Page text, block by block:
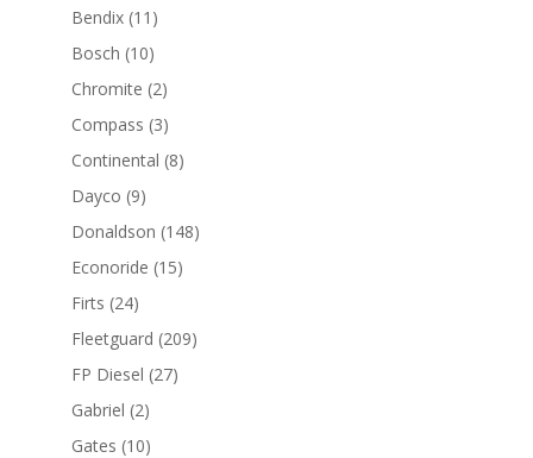
Bendix 11 11
productos
Bosch 1010
productos
Chromite 22
productos
Compass 33
productos
Continental 88
Dayco 99
productos
Donaldson 148148
Econoride 1515
Firts 2424
productos
Fleetguard 209209
FP Diesel 2727
Gabriel 22
productos
Gates 1010